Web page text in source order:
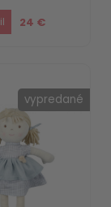
24 €
vypredané